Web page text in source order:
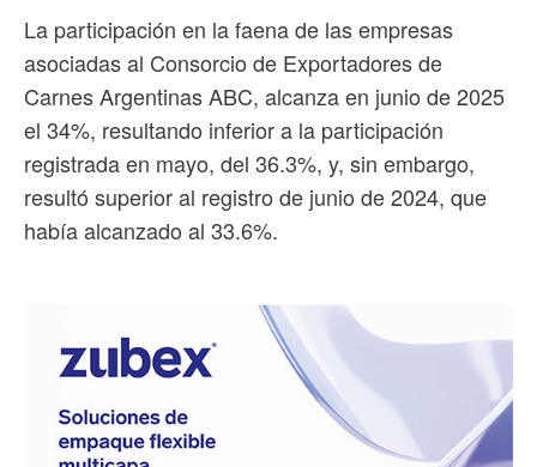
La participación en la faena de las empresas
asociadas al Consorcio de Exportadores de
Carnes Argentinas ABC, alcanza en junio de 2025
el 34%, resultando inferior a la participación
registrada en mayo, del 36.3%, y, sin embargo,
resultó superior al registro de junio de 2024, que
había alcanzado al 33.6%.